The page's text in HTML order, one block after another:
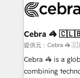
implementations,
CS: 245%
full-funnel
boost with a new HubSpot
🏆 HubSpot
Cebra 🦓
提供元：
Cebra 🦓 is a
combining